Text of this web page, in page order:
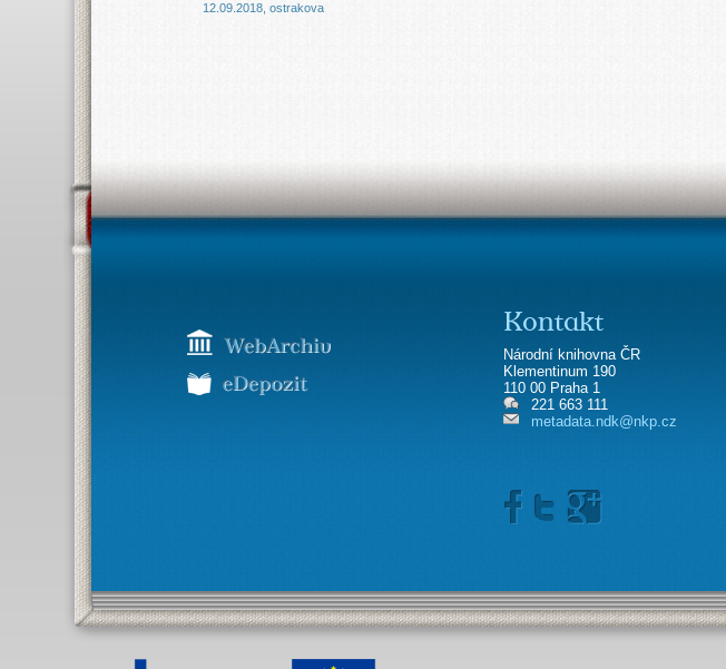
12.09.2018 ostrakova
Kontakt
Národní knihovna ČR
Klementinum 190
110 00 Praha 1
221 663 111
metadata.ndk@nkp.cz